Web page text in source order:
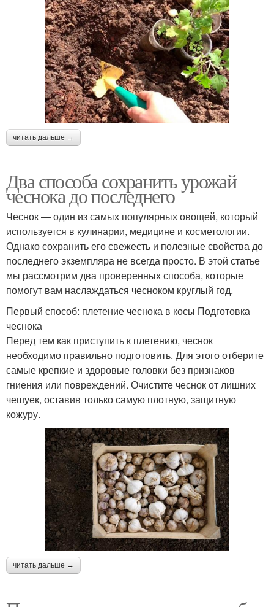
читать дальше →
Два способа сохранить урожай
чеснока до последнего
Чеснок — один из самых популярных овощей, который
используется в кулинарии, медицине и косметологии.
Однако сохранить его свежесть и полезные свойства до
последнего экземпляра не всегда просто. В этой статье
мы рассмотрим два проверенных способа, которые
помогут вам наслаждаться чесноком круглый год.
Первый способ: плетение чеснока в косы Подготовка
чеснока
Перед тем как приступить к плетению, чеснок
необходимо правильно подготовить. Для этого отберите
самые крепкие и здоровые головки без признаков
гниения или повреждений. Очистите чеснок от лишних
чешуек, оставив только самую плотную, защитную
кожуру.
читать дальше →